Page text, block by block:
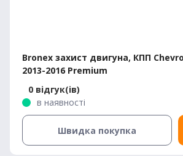
Bronex захист двигуна, КПП
2013-2016 Premium
0 відгук(ів)
в наявності
Швидка покупка